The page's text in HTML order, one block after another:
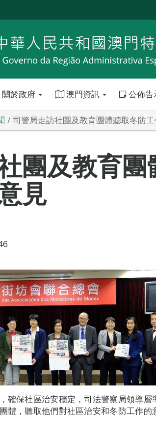
關於政府 澳門資訊 公佈告
司警局走訪社團及教育團體聽取冬防
團及教育團
見
確保社區治安穩定，司法警察局領導層
體，聽取他們對社區治安和冬防工作的